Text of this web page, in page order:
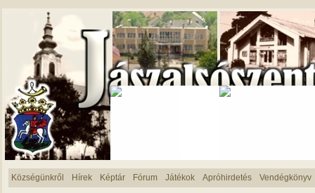
Községünkről Hírek Képtár Fórum Játékok Apróhirdetés Vendégkönyv